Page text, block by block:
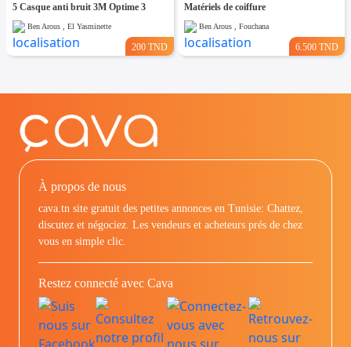
5 Casque anti bruit 3M Optime 3
Ben Arous , El Yasminette
200 TND
Matériels de coiffure
Ben Arous , Fouchana
6.500 TND
À propos de nous
cava.tn site gratuit des petites annonces en Tunisie: Chattez,
discutez et négociez. Les vendeurs et acheteurs prés de chez
vous en simple clic.
Restez connecté avec Cava